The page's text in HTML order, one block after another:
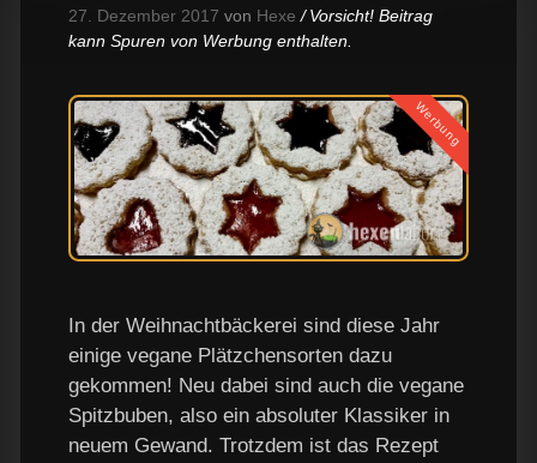
27. Dezember 2017 von Hexe
Vorsicht! Beitrag
kann Spuren von Werbung enthalten.
Werbung
In der Weihnachtbäckerei sind diese Jahr
einige vegane Plätzchensorten dazu
gekommen! Neu dabei sind auch die vegane
Spitzbuben, also ein absoluter Klassiker in
neuem Gewand. Trotzdem ist das Rezept